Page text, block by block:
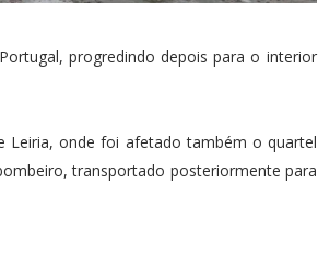
progredindo depois para o interior
Leiria, onde foi afetado também o quartel
transportado posteriormente para